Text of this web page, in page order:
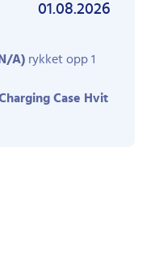
01.08.2026
A)rykket opp 1
Case Hvit